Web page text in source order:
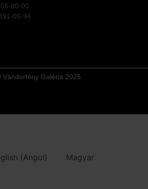
80-00
05-94
Vándorfény Galéria 2025
(Angol) Magyar